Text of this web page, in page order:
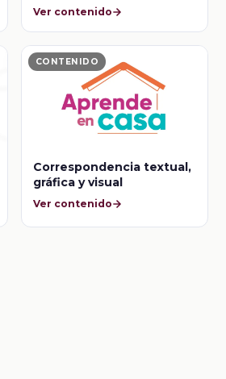
Ver contenido
CONTENIDO
Correspondencia textual,
gráfica y visual
Ver contenido